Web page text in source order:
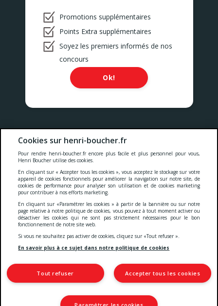
Promotions supplémentaires
Points Extra supplémentaires
Soyez les premiers informés de nos
concours
Ok!
Nos prix comprennent toutes les taxes, la TVA, les droits et les
services.
Cookies
- Confidentialité Conditions générales
Accessibilité
© 2026 S.A. Serviviande
59604 Maubeuge Cedex
TVA : FR22 342 610 664
IBAN: FR76 3002 7177 4100 0286 5290 178
Cookies sur henri-boucher.fr
Pour rendre henri-boucher.fr encore plus facile et plus personnel pour vous,
Henri Boucher utilise des cookies.
En cliquant sur « Accepter tous les cookies », vous acceptez le stockage sur votre
appareil de cookies fonctionnels pour améliorer la navigation sur notre site, de
cookies de performance pour analyser son utilisation et de cookies marketing
pour contribuer à nos efforts marketing.
En cliquant sur «Paramétrer les cookies » à partir de la bannière ou sur notre
page relative à notre politique de cookies, vous pouvez à tout moment activer ou
désactiver les cookies qui ne sont pas strictement nécessaires pour le bon
fonctionnement de notre site web.
Si vous ne souhaitez pas activer de cookies, cliquez sur «Tout refuser ».
En savoir plus à ce sujet dans notre politique de cookies
Accepter tous les cookies
Tout refuser